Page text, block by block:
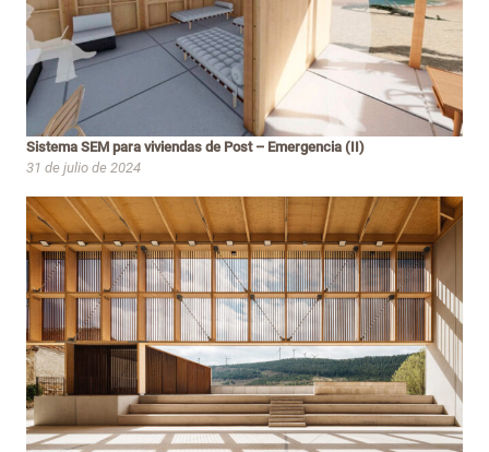
Sistema SEM para viviendas de Post – Emergencia (II)
31 de julio de 2024